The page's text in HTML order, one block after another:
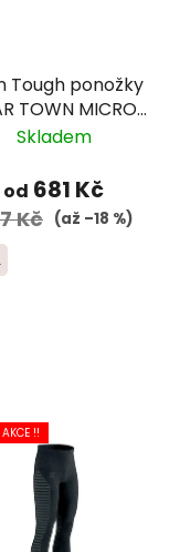
Tough ponožky
TOWN MICRO
Lightweight
modré
Skladem
od 681 Kč
Kč (až –18 %)
!!